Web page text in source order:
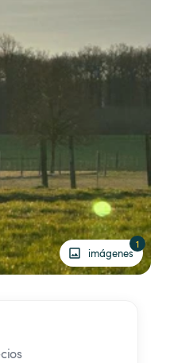
imágenes
1